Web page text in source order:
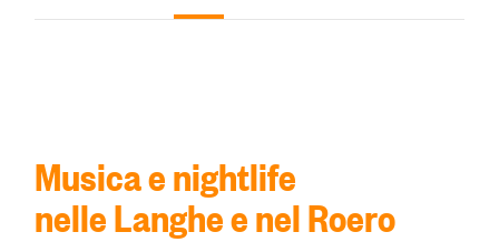
Musica e nightlife
nelle Langhe e nel Roero